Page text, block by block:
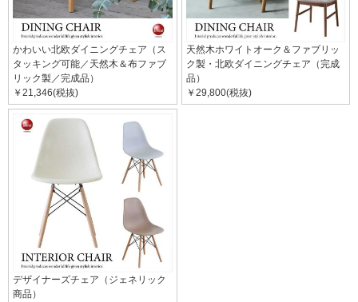
かわいい北欧ダイニングチェア（ス
タッキング可能／天然木＆布ファブ
リック製／完成品）
￥21,346(税抜)
天然木ホワイトオーク＆ファブリッ
ク製・北欧ダイニングチェア（完成
品）
￥29,800(税抜)
デザイナーズチェア（ジェネリック
商品）